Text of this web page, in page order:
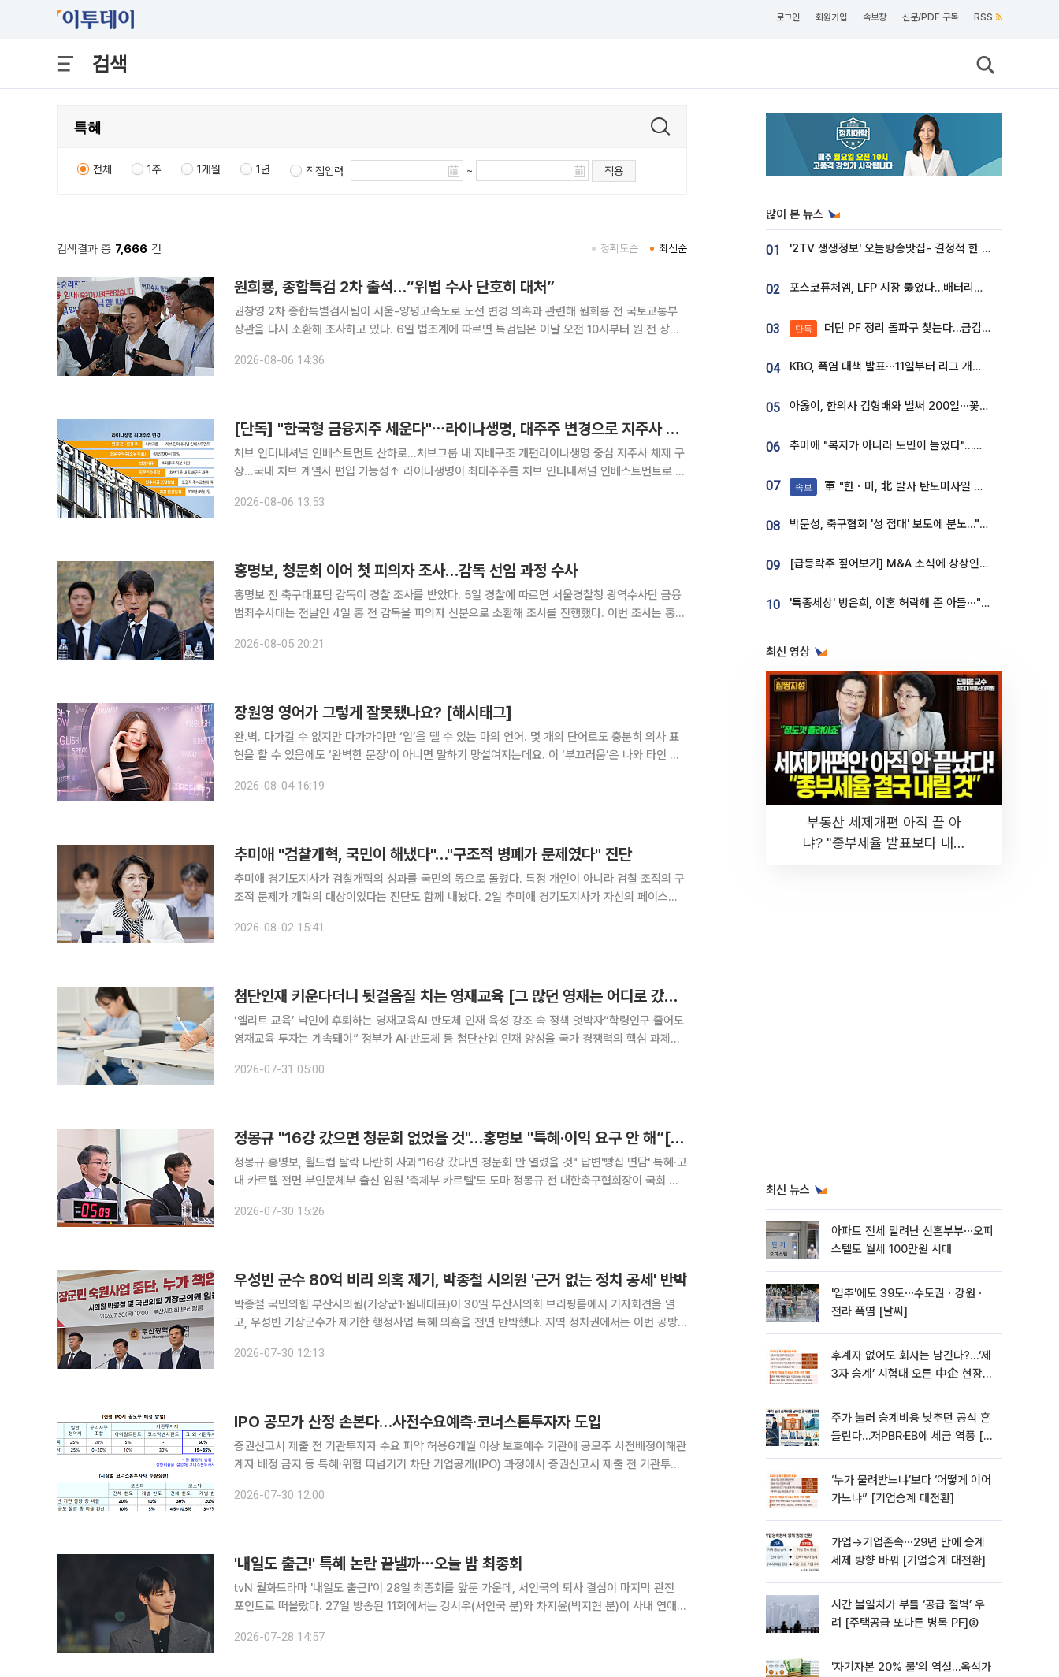
로그인 회원가입 속보창 신문/PDF 구독 RSS
검색
전체 1주 1개월 1년 직접입력 ~ 적용
검색결과 총 7,666 건 최신순
정확도순
원희룡, 종합특검 2차 출석…“위법 수사 단호히 대처”
권창영 2차 종합특별검사팀이 서울-양평고속도로 노선 변경 의혹과 관련해 원희룡 전 국토교통부
장관을 다시 소환해 조사하고 있다. 6일 법조계에 따르면 특검팀은 이날 오전 10시부터 원 전 장관
다. 원 전 장관은 이날 오전 종합특검 사무실 앞에서 기자들과
2026-08-06 14:36
[단독] "한국형 금융지주 세운다"⋯라이나생명, 대주주 변경으로 지주사 전환 첫발
처브 인터내셔널 인베스트먼트 산하로…처브그룹 내 지배구조 개편라이나생명 중심 지주사 체제 구
상…국내 처브 계열사 편입 가능성↑ 라이나생명이 최대주주를 처브 인터내셔널 인베스트먼트로 변
설립해 계열 보험사들을 통합 관리하고 경영 효율성을 높이기 위한 사전 작업으로
2026-08-06 13:53
홍명보, 청문회 이어 첫 피의자 조사…감독 선임 과정 수사
홍명보 전 축구대표팀 감독이 경찰 조사를 받았다. 5일 경찰에 따르면 서울경찰청 광역수사단 금융
범죄수사대는 전날인 4일 홍 전 감독을 피의자 신분으로 소환해 조사를 진행했다. 이번 조사는 홍
2026-08-05 20:21
장원영 영어가 그렇게 잘못됐나요? [해시태그]
완.벽. 다가갈 수 없지만 다가가야만 ‘입’을 뗄 수 있는 마의 언어. 몇 개의 단어로도 충분히 의사 표
현을 할 수 있음에도 ‘완벽한 문장’이 아니면 말하기 망설여지는데요. 이 ‘부끄러움’은 나와 타인 모
도 말입니다. 요즘은 유치원에서부터 입시(?)를
2026-08-04 16:19
추미애 "검찰개혁, 국민이 해냈다"…"구조적 병폐가 문제였다" 진단
추미애 경기도지사가 검찰개혁의 성과를 국민의 몫으로 돌렸다. 특정 개인이 아니라 검찰 조직의 구
조적 문제가 개혁의 대상이었다는 진단도 함께 내놨다. 2일 추미애 경기도지사가 자신의 페이스북
것"이라고 적었다. 추 지사는 문제의 본질을 개인이 아닌 구조에서 찾
2026-08-02 15:41
첨단인재 키운다더니 뒷걸음질 치는 영재교육 [그 많던 영재는 어디로 갔나 ③]
‘엘리트 교육’ 낙인에 후퇴하는 영재교육AI·반도체 인재 육성 강조 속 정책 엇박자“학령인구 줄어도
영재교육 투자는 계속돼야” 정부가 AI·반도체 등 첨단산업 인재 양성을 국가 경쟁력의 핵심 과제로
는 지적이 나온다. 교육 기회의 형평성을 강조하는 정책 기조 속에
2026-07-31 05:00
정몽규 "16강 갔으면 청문회 없었을 것"…홍명보 "특혜·이익 요구 안 해”[종합]
정몽규·홍명보, 월드컵 탈락 나란히 사과"16강 갔다면 청문회 안 열렸을 것" 답변'빵집 면담' 특혜·고
대 카르텔 전면 부인문체부 출신 임원 '축체부 카르텔'도 도마 정몽규 전 대한축구협회장이 국회 청
회는 열리지 않았을 것"이라고 말했다. 홍명보 전 축구대표
2026-07-30 15:26
우성빈 군수 80억 비리 의혹 제기, 박종철 시의원 '근거 없는 정치 공세' 반박
박종철 국민의힘 부산시의원(기장군1·원내대표)이 30일 부산시의회 브리핑룸에서 기자회견을 열
고, 우성빈 기장군수가 제기한 행정사업 특혜 의혹을 전면 반박했다. 지역 정치권에서는 이번 공방
치 공세'로 규정한 국민의힘 시의원 간 충돌로 보고 있다. 지난 6
2026-07-30 12:13
IPO 공모가 산정 손본다…사전수요예측·코너스톤투자자 도입
증권신고서 제출 전 기관투자자 수요 파악 허용6개월 이상 보호예수 기관에 공모주 사전배정이해관
계자 배정 금지 등 특혜·위험 떠넘기기 차단 기업공개(IPO) 과정에서 증권신고서 제출 전 기관투자
모가 산정의 합리성을 높이고 상장 직후 매도물량 집중에 따른 주
2026-07-30 12:00
'내일도 출근!' 특혜 논란 끝낼까⋯오늘 밤 최종회
tvN 월화드라마 '내일도 출근!'이 28일 최종회를 앞둔 가운데, 서인국의 퇴사 결심이 마지막 관전
포인트로 떠올랐다. 27일 방송된 11회에서는 강시우(서인국 분)와 차지윤(박지현 분)이 사내 연애를
회사에서 '강시우의 여자친구'라는 시선 속에 놓였고,
2026-07-28 14:57
많이 본 뉴스
01 '2TV 생생정보' 오늘방송맛집- 결정적 한 수, 3종 메밀면! 메밀 소바 맛집 '의○○○○'
02 포스코퓨처엠, LFP 시장 뚫었다…배터리사와 대규모 장기 공급 합의
03 단독 더딘 PF 정리 돌파구 찾는다…금감원, 1년 반 만에 매각설명회 재개
04 KBO, 폭염 대책 발표⋯11일부터 리그 개시ㆍ경기 오후 7시 시작
05 아옳이, 한의사 김형배와 벌써 200일⋯꽃다발 들고 "프러포즈 아냐"
06 추미애 "복지가 아니라 도민이 늘었다"…재정난 책임론 정면돌파
07 속보 軍 "한ㆍ미, 北 발사 탄도미사일 제원 정밀분석 중"
08 박문성, 축구협회 '성 접대' 보도에 분노…"다 말아먹으려고 작정했나"
09 [급등락주 짚어보기] M&A 소식에 상상인증권ㆍ유니켐 ‘상한가’⋯유증 제동 걸린 SK디앤디↑
10 '특종세상' 방은희, 이혼 허락해 준 아들⋯"너무 잘 커줬다" 오열
최신 영상
부동산 세제개편 아직 끝 아
냐? "종부세율 발표보다 내릴
최신 뉴스
아파트 전세 밀려난 신혼부부⋯오피
스텔도 월세 100만원 시대
'입추'에도 39도⋯수도권ㆍ강원ㆍ
전라 폭염 [날씨]
후계자 없어도 회사는 남긴다?…‘제
3자 승계’ 시험대 오른 中企 현장
주가 눌러 승계비용 낮추던 공식 흔
들린다…저PBR·EB에 세금 역풍 [기
‘누가 물려받느냐’보다 ‘어떻게 이어
가느냐” [기업승계 대전환]
가업→기업존속⋯29년 만에 승계
세제 방향 바꿔 [기업승계 대전환]
시간 불일치가 부를 ‘공급 절벽’ 우
려 [주택공급 또다른 병목 PF]③
'자기자본 20% 룰'의 역설…옥석가